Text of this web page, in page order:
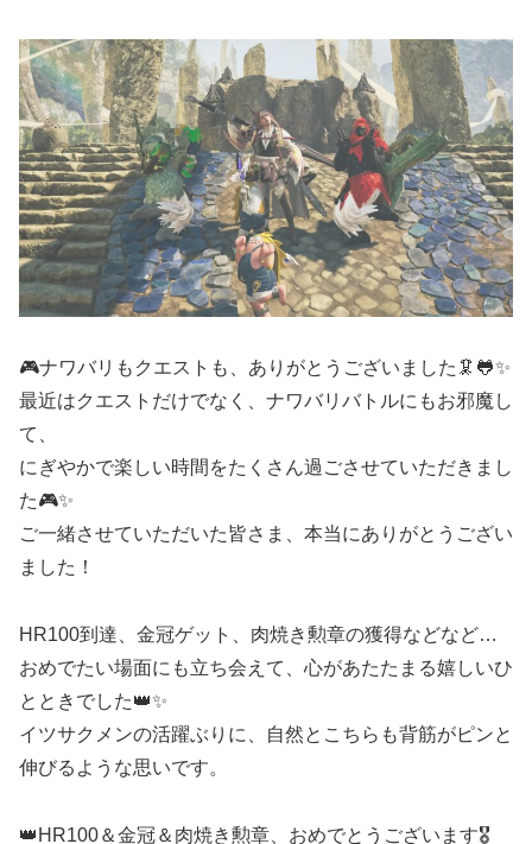
🎮ナワバリもクエストも、ありがとうございました🦑🐸✨
最近はクエストだけでなく、ナワバリバトルにもお邪魔し
て、
にぎやかで楽しい時間をたくさん過ごさせていただきまし
た🎮✨
ご一緒させていただいた皆さま、本当にありがとうござい
ました！
HR100到達、金冠ゲット、肉焼き勲章の獲得などなど…
おめでたい場面にも立ち会えて、心があたたまる嬉しいひ
とときでした👑✨
イツサクメンの活躍ぶりに、自然とこちらも背筋がピンと
伸びるような思いです。
👑HR100＆金冠＆肉焼き勲章、おめでとうございます🎖️